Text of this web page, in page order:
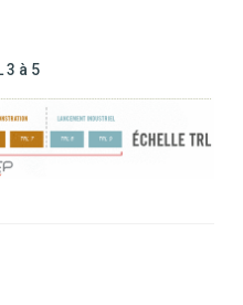
3 à 5